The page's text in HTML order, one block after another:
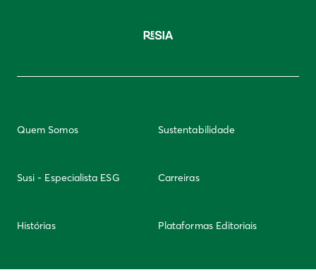
Quem Somos Sustentabilidade
Susi - Especialista ESG Carreiras
Histórias Plataformas Editoriais
Newsletter Integridade